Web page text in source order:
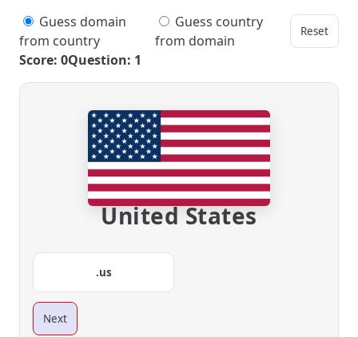
Guess domain
from country
Guess country
from domain
Reset
Score: 0Question: 1
United States
.us
Next